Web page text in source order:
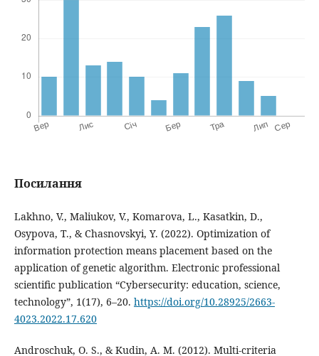
Посилання
Lakhno, V., Maliukov, V., Komarova, L., Kasatkin, D.,
Osypova, T., & Chasnovskyi, Y. (2022). Optimization of
information protection means placement based on the
application of genetic algorithm. Electronic professional
scientific publication “Cybersecurity: education, science,
technology”, 1(17), 6–20. https://doi.org/10.28925/2663-
4023.2022.17.620
Androschuk, O. S., & Kudin, A. M. (2012). Multi-criteria